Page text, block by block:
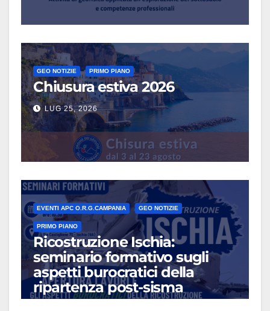
GEO NOTIZIE PRIMO PIANO
Chiusura estiva 2026
LUG 25, 2026
EVENTI APC O.R.G.CAMPANIA GEO NOTIZIE
PRIMO PIANO
Ricostruzione Ischia:
seminario formativo sugli
aspetti burocratici della
ripartenza post-sisma